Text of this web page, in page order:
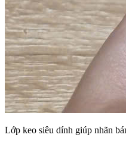
Lớp keo siêu dính giúp nhãn